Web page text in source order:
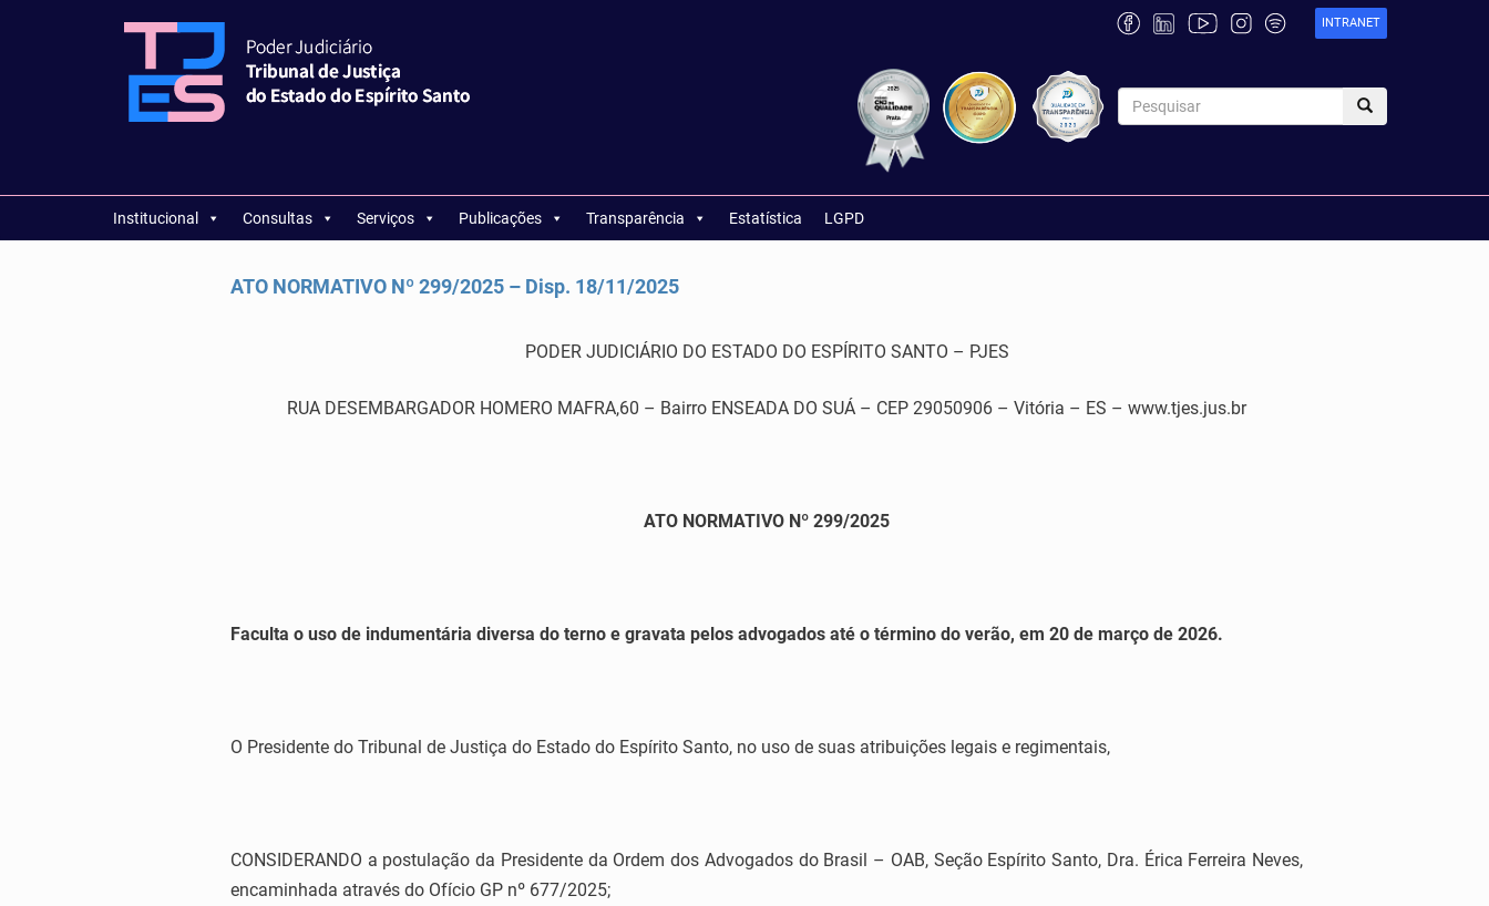
INTRANET
Institucional Consultas Serviços Publicações Transparência Estatística LGPD
ATO NORMATIVO Nº 299/2025 – Disp. 18/11/2025
PODER JUDICIÁRIO DO ESTADO DO ESPÍRITO SANTO – PJES
RUA DESEMBARGADOR HOMERO MAFRA,60 – Bairro ENSEADA DO SUÁ – CEP 29050906 – Vitória – ES – www.tjes.jus.br
ATO NORMATIVO Nº 299/2025
Faculta o uso de indumentária diversa do terno e gravata pelos advogados até o término do verão, em 20 de março de 2026.
O Presidente do Tribunal de Justiça do Estado do Espírito Santo, no uso de suas atribuições legais e regimentais,
CONSIDERANDO a postulação da Presidente da Ordem dos Advogados do Brasil – OAB, Seção Espírito Santo, Dra. Érica Ferreira Neves,
encaminhada através do Ofício GP nº 677/2025;